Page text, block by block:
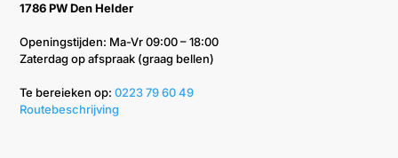
1786 PW Den Helder
Openingstijden: Ma-Vr 09:00 – 18:00
Zaterdag op afspraak (graag bellen)
Te bereieken op: ‭0223 79 60 49‬
Routebeschrijving